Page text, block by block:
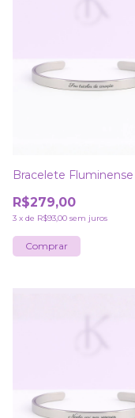
Bracelete Fluminense
R$279,00
3 x de R$93,00 sem juros
Comprar